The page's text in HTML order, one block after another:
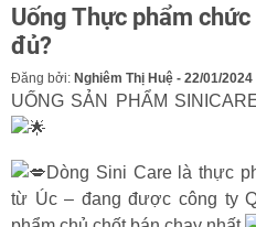
Uống Thực phẩm
đủ?
Đăng bởi: Nghiêm Thị Huệ - 22/01/2024
UỐNG SẢN PHẨM
Dòng Sini Care là thực
từ Úc – đang được công ty